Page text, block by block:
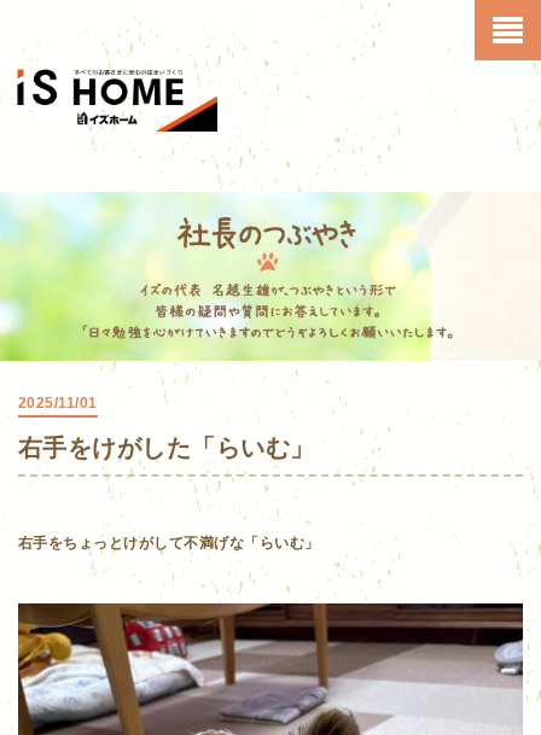
2025/11/01
右手をけがした「らいむ」
右手をちょっとけがして不満げな「らいむ」